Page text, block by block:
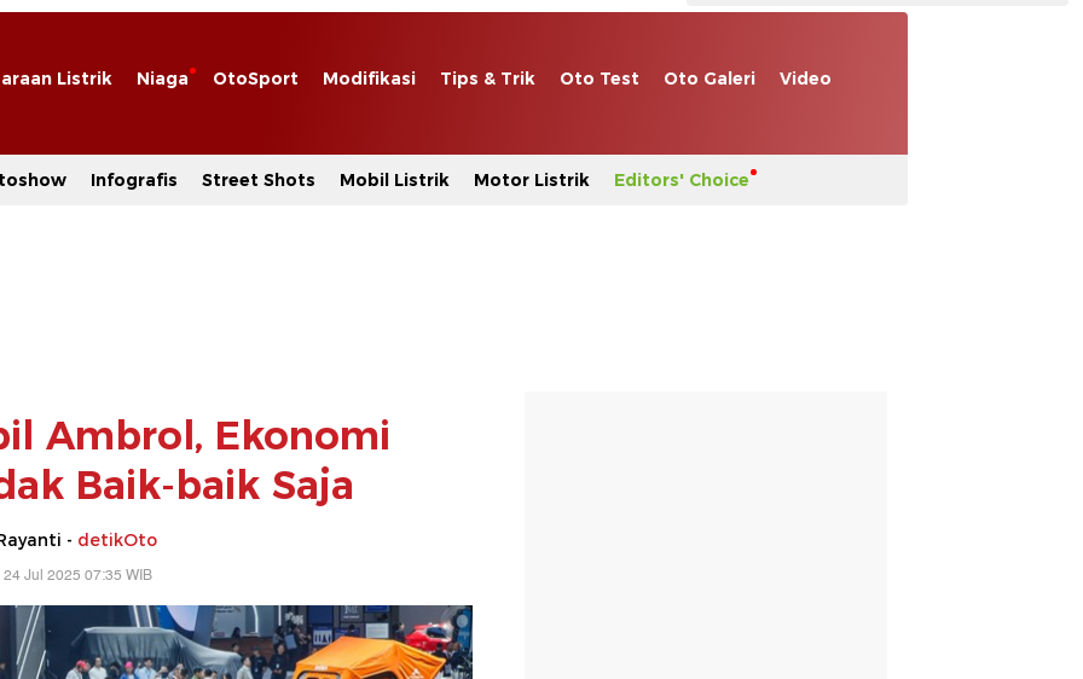
Listrik Niaga OtoSport Modifikasi Tips & Trik Oto Test Oto Galeri Video
Infografis Street Shots Mobil Listrik Motor Listrik Editors' Choice
Ambrol, Ekonomi
Baik-baik Saja
- detikOto
24 Jul 2025 07:35 WIB